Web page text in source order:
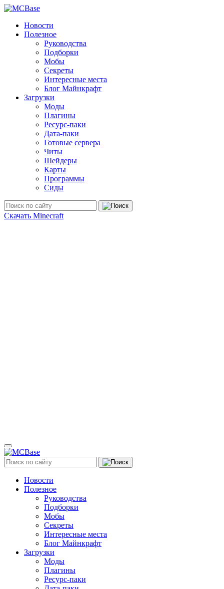
Новости
Полезное
Руководства
Подборки
Мобы
Секреты
Интересные места
Блог Майнкрафт
Загрузки
Моды
Плагины
Ресурс-паки
Дата-паки
Готовые сервера
Читы
Шейдеры
Карты
Программы
Сиды
Скачать Minecraft
Новости
Полезное
Руководства
Подборки
Мобы
Секреты
Интересные места
Блог Майнкрафт
Загрузки
Моды
Плагины
Ресурс-паки